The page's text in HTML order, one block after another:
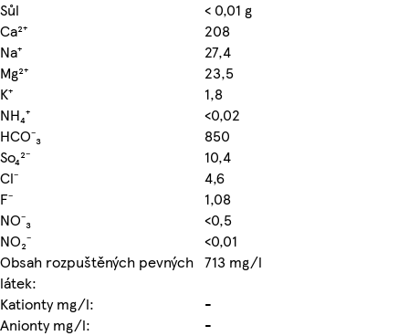
Sůl
< 0,01 g
Ca²⁺
208
Na⁺
27,4
Mg²⁺
23,5
K⁺
1,8
NH₄⁺
<0,02
HCO⁻₃
850
So₄²⁻
10,4
Cl⁻
4,6
F⁻
1,08
NO⁻₃
<0,5
NO₂⁻
<0,01
Obsah rozpuštěných pevných
látek:
713 mg/l
Kationty mg/l:
-
Anionty mg/l:
-